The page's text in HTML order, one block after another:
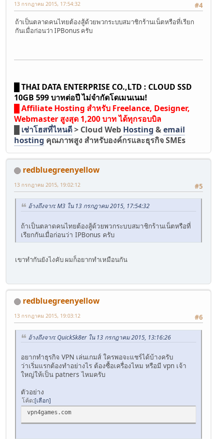
#4
13 กรกฎาคม 2015, 17:54:32
ถ้าเป็นตลาดคนไทยต้องสู้ด้วยพวกระบบสมาชิกร้านเน็ตหรือที่เรียก
กันเมื่อก่อนว่า IPBonus ครับ
█ THAI DATA ENTERPRISE CO.,LTD : CLOUD SSD
10GB 599 บาทต่อปี ไม่จำกัดโดเมนเนม!
█ Affiliate Hosting สำหรับ Freelance, Designer,
Webmaster สูงสุด 1,200 บาท ได้ทุกรอบบิล
เช่าโฮสที่ไหนดี> Cloud Web Hosting &email
hosting คุณภาพสูง สำหรับองค์กรและธุรกิจ SMEs
redbluegreenyellow
#5
13 กรกฎาคม 2015, 19:02:12
อ้างถึงจาก: M3 ใน 13 กรกฎาคม 2015, 17:54:32
ถ้าเป็นตลาดคนไทยต้องสู้ด้วยพวกระบบสมาชิกร้านเน็ตหรือที่
เรียกกันเมื่อก่อนว่า IPBonus ครับ
เขาทำกันยังไงคับ ผมก็อยากทำเหมือนกัน
redbluegreenyellow
#6
13 กรกฎาคม 2015, 19:03:12
อ้างถึงจาก: QuickSk8er ใน 13 กรกฎาคม 2015, 13:16:26
อยากทำธุรกิจ VPN เล่นเกมส์ ใครพอจะแชร์ได้บ้างครับ
ว่าเริ่มแรกต้องทำอย่างไร ต้องซื้อเครื่องไหม หรือมี vpn เจ้า
ใหญ่ให้เป็น patners ไหมครับ
ตัวอย่าง
โค้ด เลือก
vpn4games.com